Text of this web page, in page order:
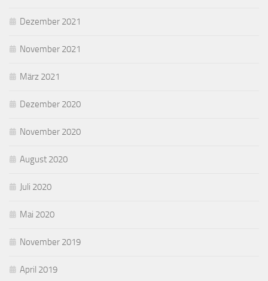
Dezember 2021
November 2021
März 2021
Dezember 2020
November 2020
August 2020
Juli 2020
Mai 2020
November 2019
April 2019